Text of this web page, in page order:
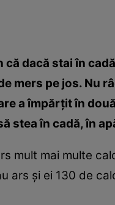
dacă stai în
mers pe jos. Nu
a împărţit în
stea în cadă, în
mult mai multe
şi ei 130 de